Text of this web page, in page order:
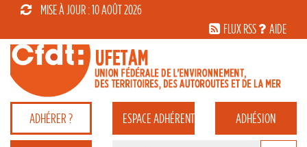
MISE À JOUR : 10 AOÛT 2026
FLUX RSS
AIDE
ADHÉRER ? ESPACEADHÉRENT ADHÉSION